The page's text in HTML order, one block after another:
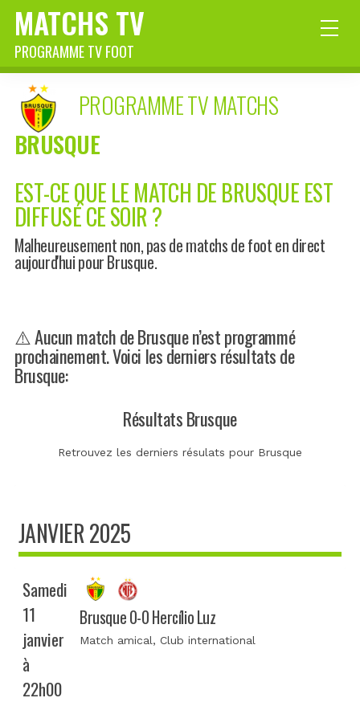
MATCHS TV
PROGRAMME TV FOOT
PROGRAMME TV MATCHS
BRUSQUE
EST-CE QUE LE MATCH DE BRUSQUE EST
DIFFUSÉ CE SOIR ?
Malheureusement non, pas de matchs de foot en direct
aujourd'hui pour Brusque.
⚠️ Aucun match de Brusque n’est programmé
prochainement. Voici les derniers résultats de
Brusque:
Résultats Brusque
Retrouvez les derniers résulats pour Brusque
JANVIER 2025
Samedi
11
janvier
à
22h00
Brusque 0-0 Hercílio Luz
Match amical, Club international